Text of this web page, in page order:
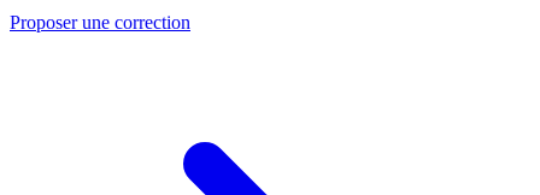
Proposer une correction